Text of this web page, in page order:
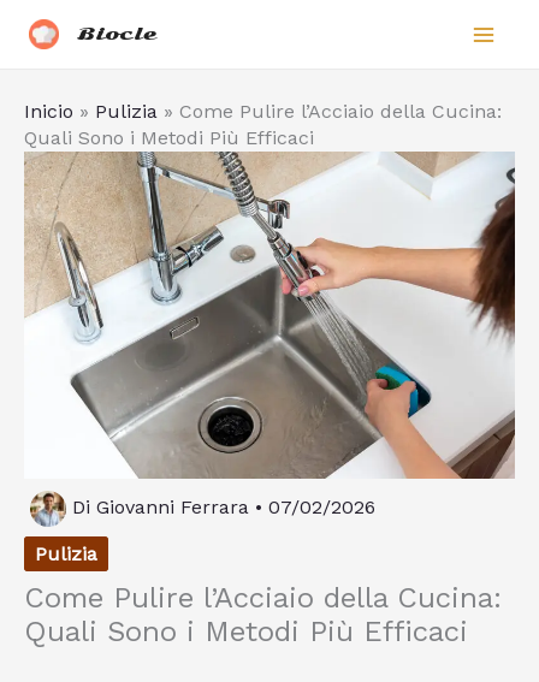
Biocle
Inicio » Pulizia » Come Pulire l’Acciaio della Cucina:
Quali Sono i Metodi Più Efficaci
Di Giovanni Ferrara • 07/02/2026
Pulizia
Come Pulire l’Acciaio della Cucina:
Quali Sono i Metodi Più Efficaci